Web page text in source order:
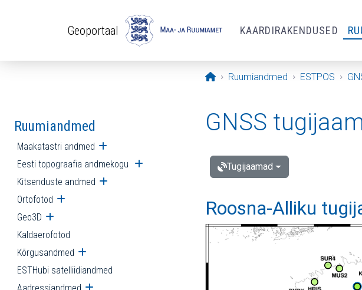
Geoportaal KAARDIRAKENDUSED
Avaleht
Ruumiandmed ESTPOS
Ruumiandmed
Maakatastri andmed Ava alammenüü
Eesti topograafia andmekogu Ava alammenüü
Kitsenduste andmed Ava alammenüü
Ortofotod Ava alammenüü
Geo3D Ava alammenüü
Kaldaerofotod
Kõrgusandmed Ava alammenüü
ESTHubi satelliidiandmed
Ava alammenüü
GNSS
Tugijaamad
Roosna-Alliku